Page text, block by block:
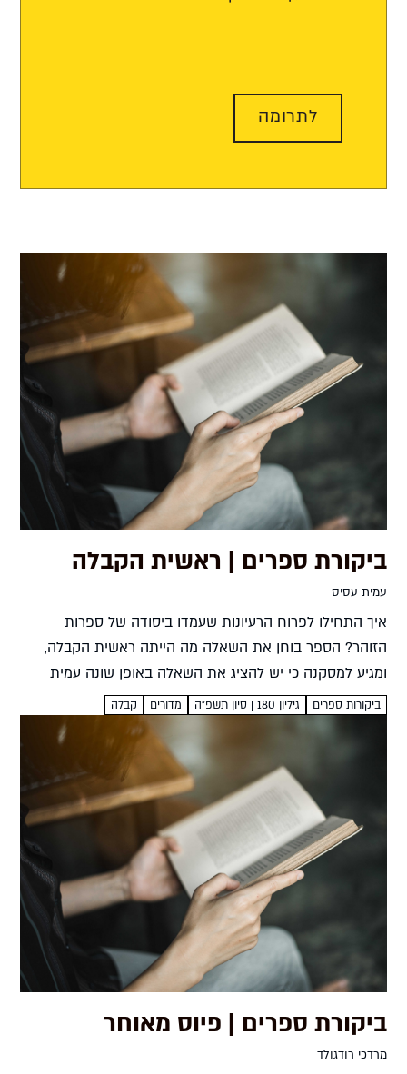
לתרומה
ביקורת ספרים | ראשית הקבלה
עמית עסיס
איך התחילו לפרוח הרעיונות שעמדו ביסודה של ספרות
הזוהר? הספר בוחן את השאלה מה הייתה ראשית הקבלה,
ומגיע למסקנה כי יש להציג את השאלה באופן שונה עמית
עסיס ראשית הקבלהחשיבה מחודשת צחי וייסמוסד ביאליק,
ביקורות ספרים גיליון 180 | סיון תשפ”ה מדורים קבלה
ביקורת ספרים | פיוס מאוחר
מרדכי רודגולד